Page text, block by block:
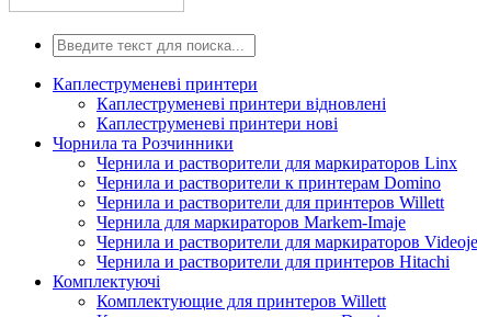
Каплеструменеві принтери
Каплеструменеві принтери відновлені
Каплеструменеві принтери нові
Чорнила та Розчинники
Чернила и растворители для маркираторов Linx
Чернила и растворители к принтерам Domino
Чернила и растворители для принтеров Willett
Чернила для маркираторов Markem-Imaje
Чернила и растворители для маркираторов
Чернила и растворители для принтеров Hitachi
Комплектуючі
Комплектующие для принтеров Willett